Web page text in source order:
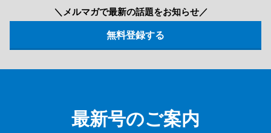
＼メルマガで最新の話題をお知らせ／
最新号のご案内